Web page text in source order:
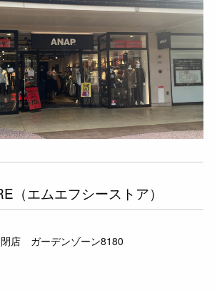
（エムエフシーストア）
店 ガーデンゾーン8180